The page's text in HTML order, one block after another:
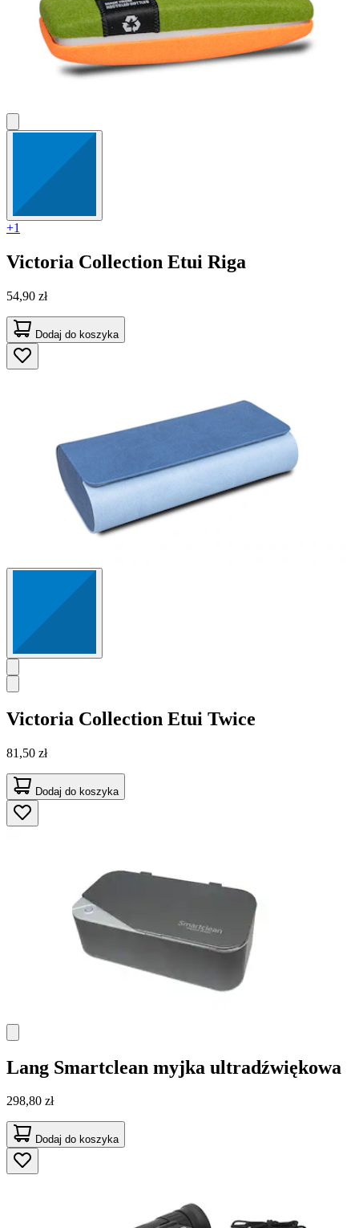
+1
Victoria Collection Etui Riga
54,90 zł
Dodaj do koszyka
Victoria Collection Etui Twice
81,50 zł
Dodaj do koszyka
Lang Smartclean myjka ultradźwiękowa
298,80 zł
Dodaj do koszyka